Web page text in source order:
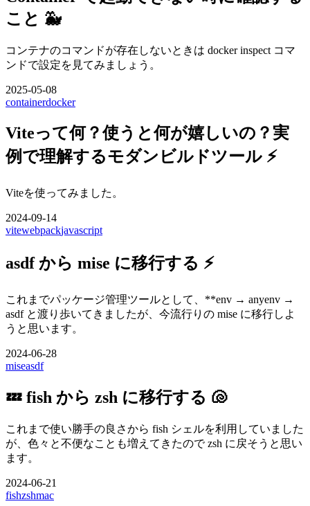
こと 🐳
コンテナのコマンドが存在しないときは docker inspect コマ
ンドで設定を見てみましょう。
2025-05-08
containerdocker
Viteって何？使うと何が嬉しいの？実
例で理解するモダンビルドツール ⚡
Viteを使ってみました。
2024-09-14
vitewebpackjavascript
asdf から mise に移行する ⚡
これまでパッケージ管理ツールとして、**env → anyenv →
asdf と渡り歩いてきましたが、今流行りの mise に移行しよ
うと思います。
2024-06-28
miseasdf
💤 fish から zsh に移行する 🐚
これまで使い勝手の良さから fish シェルを利用していました
が、色々と不便なことも増えてきたので zsh に戻そうと思い
ます。
2024-06-21
fishzshmac